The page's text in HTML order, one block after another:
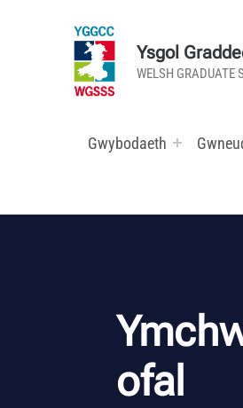
Ysgol
WELSH GRADUATE
Gwybodaeth
ofal